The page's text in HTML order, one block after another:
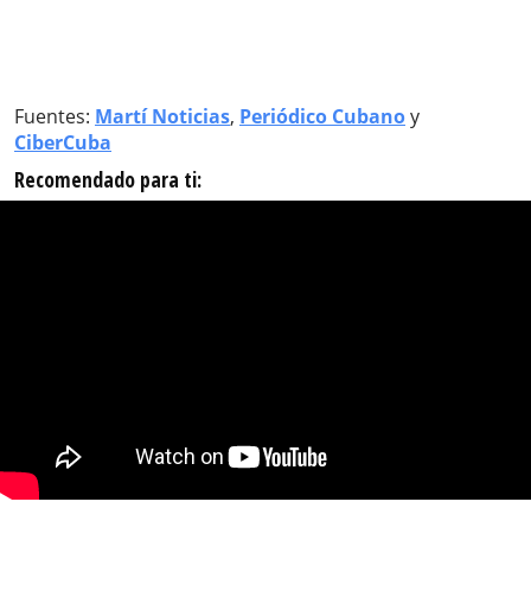
Fuentes: Martí Noticias, Periódico Cubanoy
CiberCuba
Recomendado para ti: